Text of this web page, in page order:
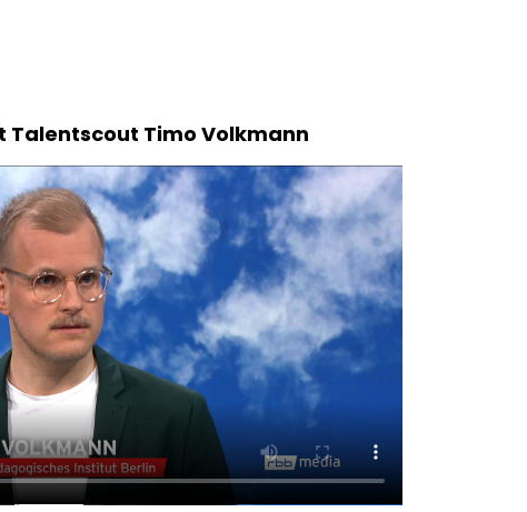
Talentscout Timo Volkmann